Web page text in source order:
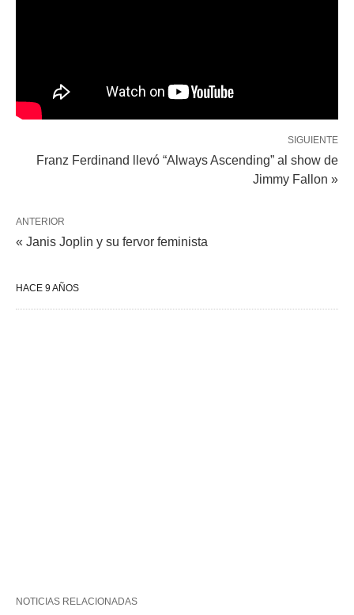
SIGUIENTE
Franz Ferdinand llevó “Always Ascending” al show de
Jimmy Fallon »
ANTERIOR
« Janis Joplin y su fervor feminista
HACE 9 AÑOS
NOTICIAS RELACIONADAS